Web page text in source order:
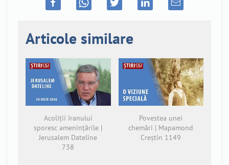
Articole similare
Acoliții Iranului
sporesc amenințările |
Jerusalem Dateline
738
Povestea unei
chemări | Mapamond
Creștin 1149